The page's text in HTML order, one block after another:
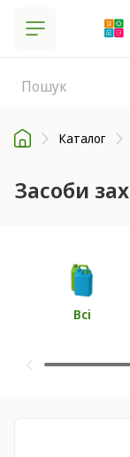
Каталог
Засоби
Всі